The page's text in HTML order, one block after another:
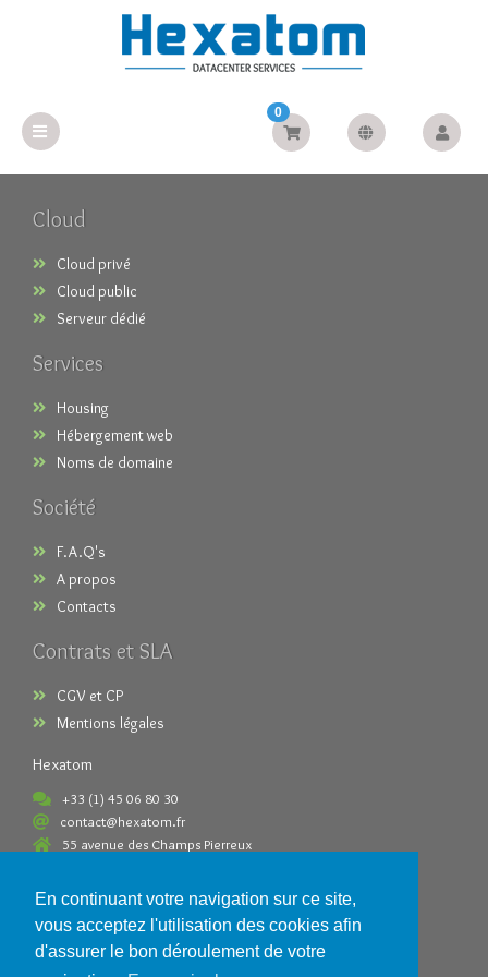
En continuant votre navigation sur ce site,
vous acceptez l'utilisation des cookies afin
d'assurer le bon déroulement de votre
0
Cloud
Cloud privé
Cloud public
Serveur dédié
Services
Housing
Hébergement web
Noms de domaine
Société
F.A.Q's
A propos
Contacts
Contrats et SLA
CGV et CP
Mentions légales
Hexatom
+33 (1) 45 06 80 30
contact@hexatom.fr
55 avenue des Champs Pierreux
Paiements acceptés